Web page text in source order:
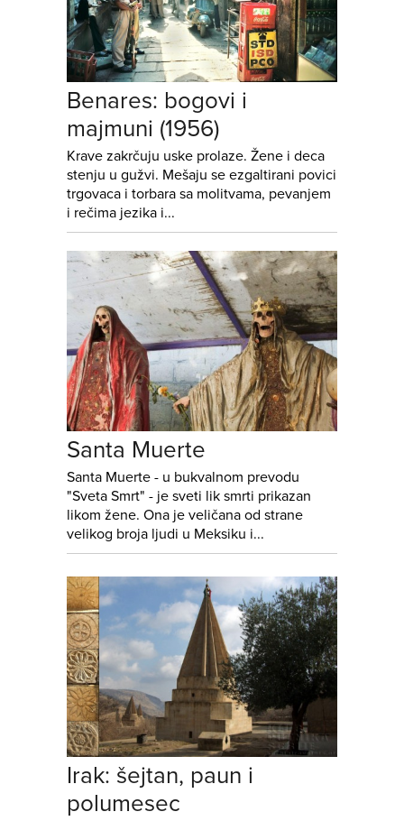
Benares: bogovi i
majmuni (1956)
Krave zakrčuju uske prolaze. Žene i deca
stenju u gužvi. Mešaju se ezgaltirani povici
trgovaca i torbara sa molitvama, pevanjem
i rečima jezika i...
Santa Muerte
Santa Muerte - u bukvalnom prevodu
"Sveta Smrt" - je sveti lik smrti prikazan
likom žene. Ona je veličana od strane
velikog broja ljudi u Meksiku i...
Irak: šejtan, paun i
polumesec